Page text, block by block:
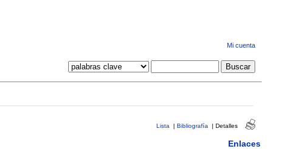
Mi cuenta
Lista | Bibliografía | Detalles
Enlaces